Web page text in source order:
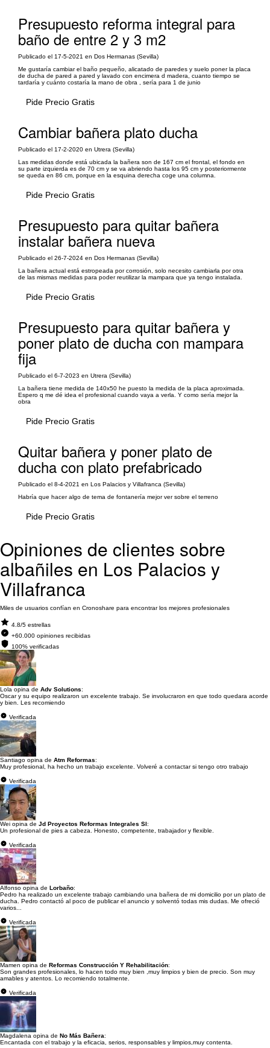
Presupuesto reforma integral para
baño de entre 2 y 3 m2
Publicado el 17-5-2021 en Dos Hermanas (Sevilla)
Me gustaría cambiar el baño pequeño, alicatado de paredes y suelo poner la placa
de ducha de pared a pared y lavado con encimera d madera, cuanto tiempo se
tardaría y cuánto costaría la mano de obra , sería para 1 de junio
Pide Precio Gratis
Cambiar bañera plato ducha
Publicado el 17-2-2020 en Utrera (Sevilla)
Las medidas donde está ubicada la bañera son de 167 cm el frontal, el fondo en
su parte izquierda es de 70 cm y se va abriendo hasta los 95 cm y posteriormente
se queda en 86 cm, porque en la esquina derecha coge una columna.
Pide Precio Gratis
Presupuesto para quitar bañera
instalar bañera nueva
Publicado el 26-7-2024 en Dos Hermanas (Sevilla)
La bañera actual está estropeada por corrosión, solo necesito cambiarla por otra
de las mismas medidas para poder reutilizar la mampara que ya tengo instalada.
Pide Precio Gratis
Presupuesto para quitar bañera y
poner plato de ducha con mampara
fija
Publicado el 6-7-2023 en Utrera (Sevilla)
La bañera tiene medida de 140x50 he puesto la medida de la placa aproximada.
Espero q me dé idea el profesional cuando vaya a verla. Y como sería mejor la
obra
Pide Precio Gratis
Quitar bañera y poner plato de
ducha con plato prefabricado
Publicado el 8-4-2021 en Los Palacios y Villafranca (Sevilla)
Habría que hacer algo de tema de fontanería mejor ver sobre el terreno
Pide Precio Gratis
Opiniones de clientes sobre
albañiles en Los Palacios y
Villafranca
Miles de usuarios confían en Cronoshare para encontrar los mejores profesionales
4.8/5 estrellas
+60.000 opiniones recibidas
100% verificadas
Lola opina de Adv Solutions:
Oscar y su equipo realizaron un excelente trabajo. Se involucraron en que todo quedara acorde
y bien. Les recomiendo
Verificada
Santiago opina de Atm Reformas:
Muy profesional, ha hecho un trabajo excelente. Volveré a contactar si tengo otro trabajo
Verificada
Wei opina de Jd Proyectos Reformas Integrales Sl:
Un profesional de pies a cabeza. Honesto, competente, trabajador y flexible.
Verificada
Alfonso opina de Lorbaño:
Pedro ha realizado un excelente trabajo cambiando una bañera de mi domicilio por un plato de
ducha. Pedro contactó al poco de publicar el anuncio y solventó todas mis dudas. Me ofreció
varios...
Verificada
Mamen opina de Reformas Construcción Y Rehabilitación:
Son grandes profesionales, lo hacen todo muy bien ,muy limpios y bien de precio. Son muy
amables y atentos. Lo recomiendo totalmente.
Verificada
Magdalena opina de No Más Bañera:
Encantada con el trabajo y la eficacia, serios, responsables y limpios,muy contenta.